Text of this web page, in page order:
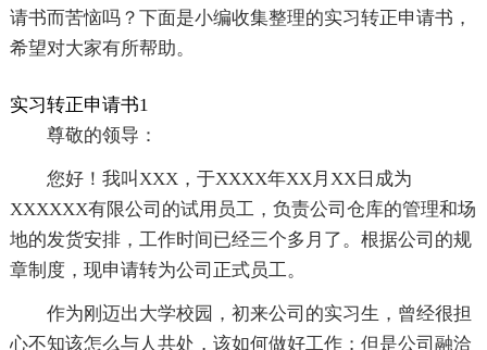
请书而苦恼吗？下面是小编收集整理的实习转正申请书，
希望对大家有所帮助。
实习转正申请书1
尊敬的领导：
您好！我叫XXX，于XXXX年XX月XX日成为
XXXXXX有限公司的试用员工，负责公司仓库的管理和场
地的发货安排，工作时间已经三个多月了。根据公司的规
章制度，现申请转为公司正式员工。
作为刚迈出大学校园，初来公司的实习生，曾经很担
心不知该怎么与人共处，该如何做好工作；但是公司融洽